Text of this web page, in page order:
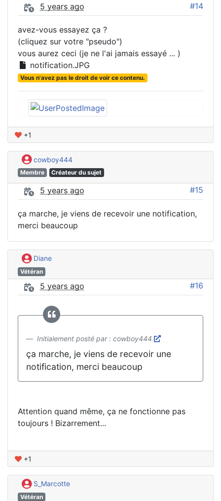
5 years ago #14
avez-vous essayez ça ?
(cliquez sur votre "pseudo")
vous aurez ceci (je ne l'ai jamais essayé ... )
notification.JPG
Vous n'avez pas le droit de voir ce contenu.
+1
cowboy444
Membre Créateur du sujet
5 years ago #15
ça marche, je viens de recevoir une notification,
merci beaucoup
Diane
Vétéran
5 years ago #16
Initialement posté par : cowboy444
ça marche, je viens de recevoir une
notification, merci beaucoup
Attention quand même, ça ne fonctionne pas
toujours ! Bizarrement...
+1
S_Marcotte
Vétéran